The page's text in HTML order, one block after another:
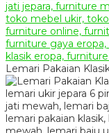
Lemari Pakaian